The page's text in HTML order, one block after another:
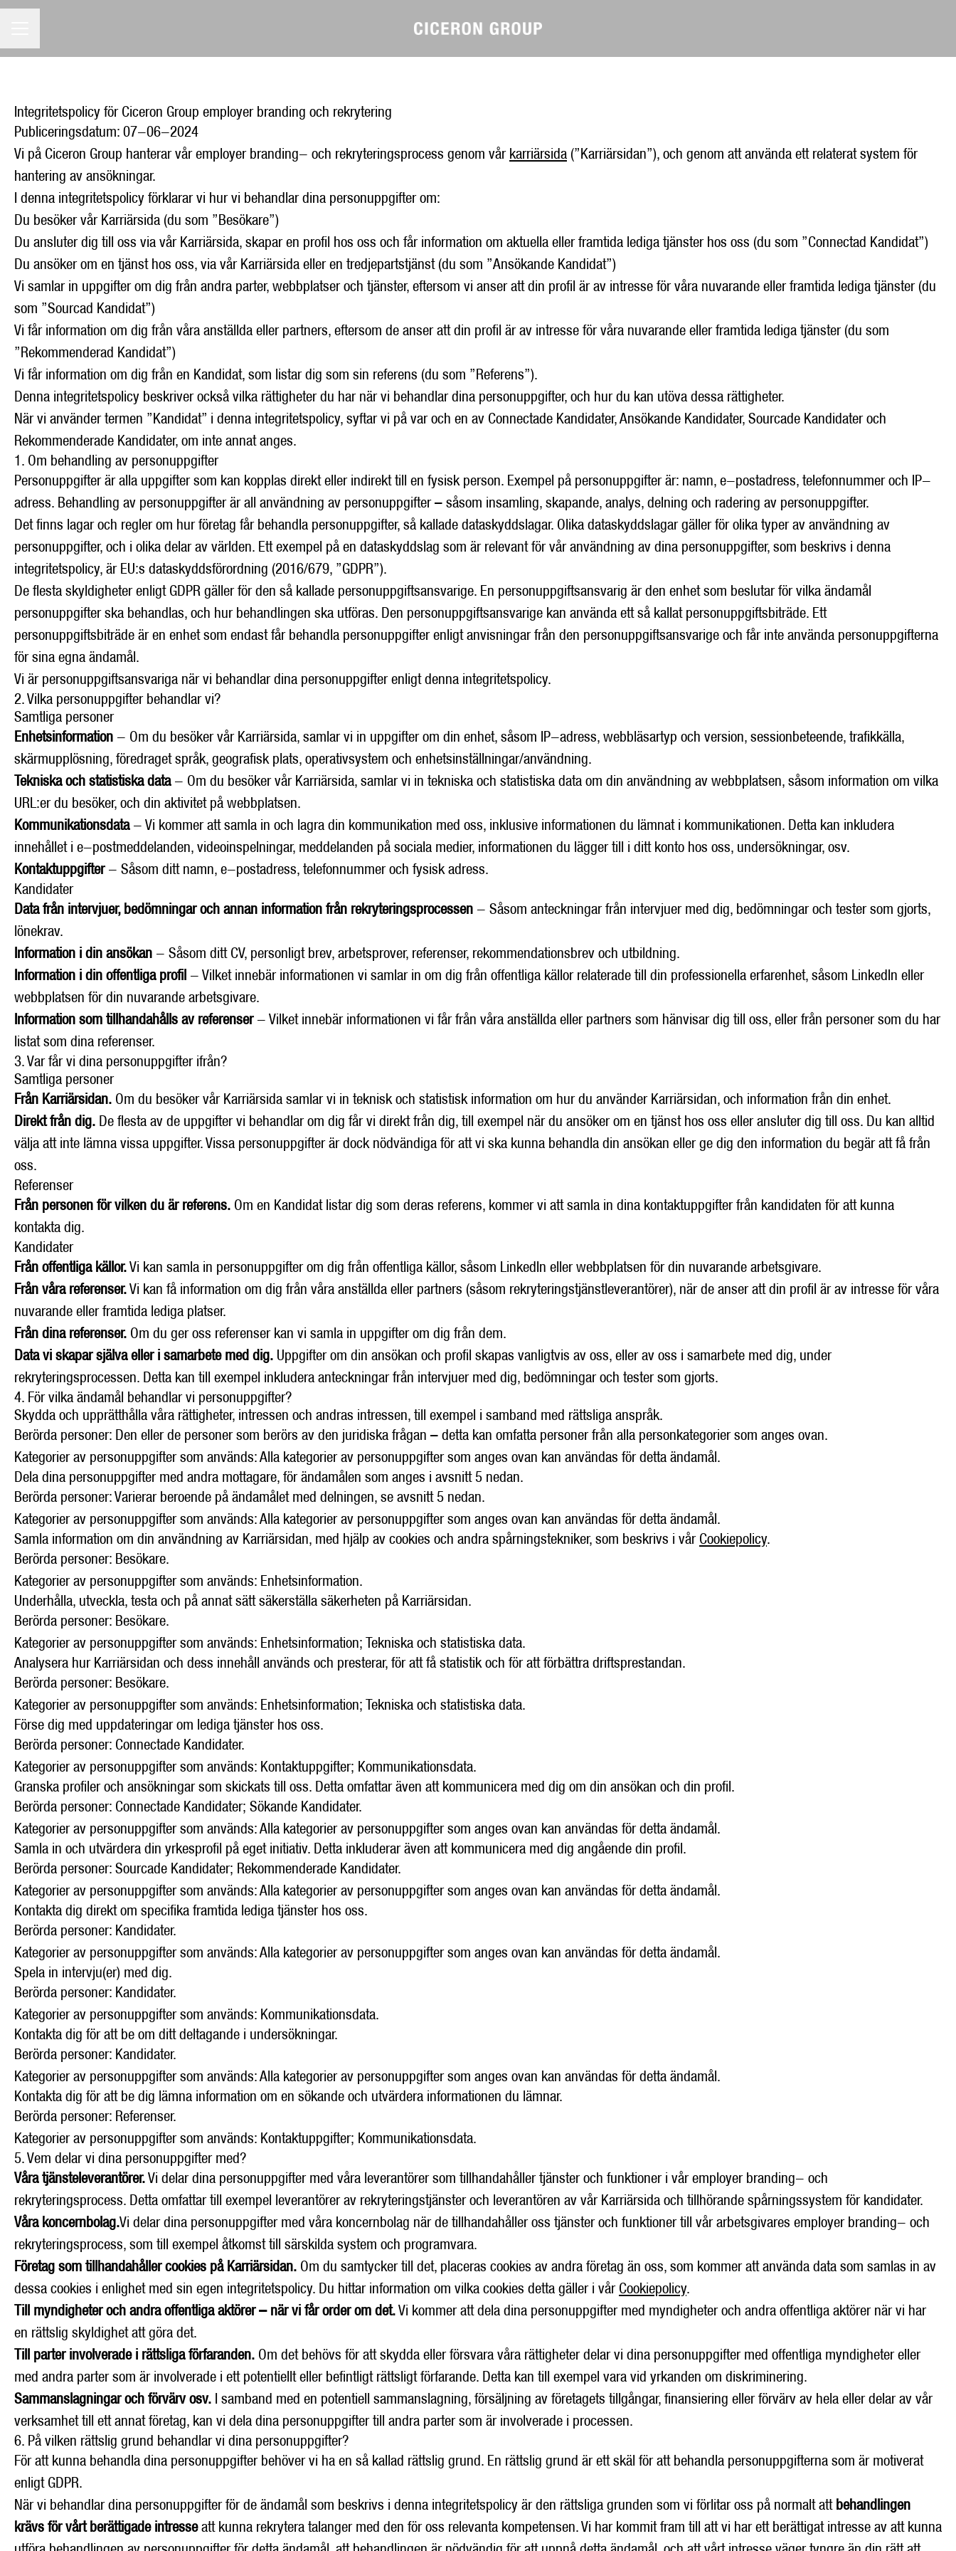
Integritetspolicy för Ciceron Group employer branding och rekrytering
Publiceringsdatum: 07-06-2024
Vi på Ciceron Group hanterar vår employer branding- och rekryteringsprocess genom vår karriärsida (”Karriärsidan”), och genom att använda ett relaterat system för
hantering av ansökningar.
I denna integritetspolicy förklarar vi hur vi behandlar dina personuppgifter om:
Du besöker vår Karriärsida (du som ”Besökare”)
Du ansluter dig till oss via vår Karriärsida, skapar en profil hos oss och får information om aktuella eller framtida lediga tjänster hos oss (du som ”Connectad Kandidat”)
Du ansöker om en tjänst hos oss, via vår Karriärsida eller en tredjepartstjänst (du som ”Ansökande Kandidat”)
Vi samlar in uppgifter om dig från andra parter, webbplatser och tjänster, eftersom vi anser att din profil är av intresse för våra nuvarande eller framtida lediga tjänster (du
som ”Sourcad Kandidat”)
Vi får information om dig från våra anställda eller partners, eftersom de anser att din profil är av intresse för våra nuvarande eller framtida lediga tjänster (du som
”Rekommenderad Kandidat”)
Vi får information om dig från en Kandidat, som listar dig som sin referens (du som ”Referens”).
Denna integritetspolicy beskriver också vilka rättigheter du har när vi behandlar dina personuppgifter, och hur du kan utöva dessa rättigheter.
När vi använder termen ”Kandidat” i denna integritetspolicy, syftar vi på var och en av Connectade Kandidater, Ansökande Kandidater, Sourcade Kandidater och
Rekommenderade Kandidater, om inte annat anges.
1. Om behandling av personuppgifter
Personuppgifter är alla uppgifter som kan kopplas direkt eller indirekt till en fysisk person. Exempel på personuppgifter är: namn, e-postadress, telefonnummer och IP-
adress. Behandling av personuppgifter är all användning av personuppgifter – såsom insamling, skapande, analys, delning och radering av personuppgifter.
Det finns lagar och regler om hur företag får behandla personuppgifter, så kallade dataskyddslagar. Olika dataskyddslagar gäller för olika typer av användning av
personuppgifter, och i olika delar av världen. Ett exempel på en dataskyddslag som är relevant för vår användning av dina personuppgifter, som beskrivs i denna
integritetspolicy, är EU:s dataskyddsförordning (2016/679, ”GDPR”).
De flesta skyldigheter enligt GDPR gäller för den så kallade personuppgiftsansvarige. En personuppgiftsansvarig är den enhet som beslutar för vilka ändamål
personuppgifter ska behandlas, och hur behandlingen ska utföras. Den personuppgiftsansvarige kan använda ett så kallat personuppgiftsbiträde. Ett
personuppgiftsbiträde är en enhet som endast får behandla personuppgifter enligt anvisningar från den personuppgiftsansvarige och får inte använda personuppgifterna
för sina egna ändamål.
Vi är personuppgiftsansvariga när vi behandlar dina personuppgifter enligt denna integritetspolicy.
2. Vilka personuppgifter behandlar vi?
Samtliga personer
Enhetsinformation - Om du besöker vår Karriärsida, samlar vi in uppgifter om din enhet, såsom IP-adress, webbläsartyp och version, sessionbeteende, trafikkälla,
skärmupplösning, föredraget språk, geografisk plats, operativsystem och enhetsinställningar/användning.
Tekniska och statistiska data- Om du besöker vår Karriärsida, samlar vi in tekniska och statistiska data om din användning av webbplatsen, såsom information om vilka
URL:er du besöker, och din aktivitet på webbplatsen.
Kommunikationsdata- Vi kommer att samla in och lagra din kommunikation med oss, inklusive informationen du lämnat i kommunikationen. Detta kan inkludera
innehållet i e-postmeddelanden, videoinspelningar, meddelanden på sociala medier, informationen du lägger till i ditt konto hos oss, undersökningar, osv.
Kontaktuppgifter- Såsom ditt namn, e-postadress, telefonnummer och fysisk adress.
Kandidater
Data från intervjuer, bedömningar och annan information från rekryteringsprocessen - Såsom anteckningar från intervjuer med dig, bedömningar och tester som gjorts,
lönekrav.
Information i din ansökan - Såsom ditt CV, personligt brev, arbetsprover, referenser, rekommendationsbrev och utbildning.
Information i din offentliga profil - Vilket innebär informationen vi samlar in om dig från offentliga källor relaterade till din professionella erfarenhet, såsom LinkedIn eller
webbplatsen för din nuvarande arbetsgivare.
Information som tillhandahålls av referenser- Vilket innebär informationen vi får från våra anställda eller partners som hänvisar dig till oss, eller från personer som du har
listat som dina referenser.
3. Var får vi dina personuppgifter ifrån?
Samtliga personer
Från Karriärsidan. Om du besöker vår Karriärsida samlar vi in teknisk och statistisk information om hur du använder Karriärsidan, och information från din enhet.
Direkt från dig. De flesta av de uppgifter vi behandlar om dig får vi direkt från dig, till exempel när du ansöker om en tjänst hos oss eller ansluter dig till oss. Du kan alltid
välja att inte lämna vissa uppgifter. Vissa personuppgifter är dock nödvändiga för att vi ska kunna behandla din ansökan eller ge dig den information du begär att få från
oss.
Referenser
Från personen för vilken du är referens. Om en Kandidat listar dig som deras referens, kommer vi att samla in dina kontaktuppgifter från kandidaten för att kunna
kontakta dig.
Kandidater
Från offentliga källor.Vi kan samla in personuppgifter om dig från offentliga källor, såsom LinkedIn eller webbplatsen för din nuvarande arbetsgivare.
Från våra referenser.Vi kan få information om dig från våra anställda eller partners (såsom rekryteringstjänstleverantörer), när de anser att din profil är av intresse för våra
nuvarande eller framtida lediga platser.
Från dina referenser. Om du ger oss referenser kan vi samla in uppgifter om dig från dem.
Data vi skapar själva eller i samarbete med dig. Uppgifter om din ansökan och profil skapas vanligtvis av oss, eller av oss i samarbete med dig, under
rekryteringsprocessen. Detta kan till exempel inkludera anteckningar från intervjuer med dig, bedömningar och tester som gjorts.
4. För vilka ändamål behandlar vi personuppgifter?
Skydda och upprätthålla våra rättigheter, intressen och andras intressen, till exempel i samband med rättsliga anspråk.
Berörda personer: Den eller de personer som berörs av den juridiska frågan – detta kan omfatta personer från alla personkategorier som anges ovan.
Kategorier av personuppgifter som används: Alla kategorier av personuppgifter som anges ovan kan användas för detta ändamål.
Dela dina personuppgifter med andra mottagare, för ändamålen som anges i avsnitt 5 nedan.
Berörda personer: Varierar beroende på ändamålet med delningen, se avsnitt 5 nedan.
Kategorier av personuppgifter som används: Alla kategorier av personuppgifter som anges ovan kan användas för detta ändamål.
Samla information om din användning av Karriärsidan, med hjälp av cookies och andra spårningstekniker, som beskrivs i vår Cookiepolicy.
Berörda personer: Besökare.
Kategorier av personuppgifter som används: Enhetsinformation.
Underhålla, utveckla, testa och på annat sätt säkerställa säkerheten på Karriärsidan.
Berörda personer: Besökare.
Kategorier av personuppgifter som används: Enhetsinformation; Tekniska och statistiska data.
Analysera hur Karriärsidan och dess innehåll används och presterar, för att få statistik och för att förbättra driftsprestandan.
Berörda personer: Besökare.
Kategorier av personuppgifter som används: Enhetsinformation; Tekniska och statistiska data.
Förse dig med uppdateringar om lediga tjänster hos oss.
Berörda personer: Connectade Kandidater.
Kategorier av personuppgifter som används: Kontaktuppgifter; Kommunikationsdata.
Granska profiler och ansökningar som skickats till oss. Detta omfattar även att kommunicera med dig om din ansökan och din profil.
Berörda personer: Connectade Kandidater; Sökande Kandidater.
Kategorier av personuppgifter som används: Alla kategorier av personuppgifter som anges ovan kan användas för detta ändamål.
Samla in och utvärdera din yrkesprofil på eget initiativ. Detta inkluderar även att kommunicera med dig angående din profil.
Berörda personer: Sourcade Kandidater; Rekommenderade Kandidater.
Kategorier av personuppgifter som används: Alla kategorier av personuppgifter som anges ovan kan användas för detta ändamål.
Kontakta dig direkt om specifika framtida lediga tjänster hos oss.
Berörda personer: Kandidater.
Kategorier av personuppgifter som används: Alla kategorier av personuppgifter som anges ovan kan användas för detta ändamål.
Spela in intervju(er) med dig.
Berörda personer: Kandidater.
Kategorier av personuppgifter som används: Kommunikationsdata.
Kontakta dig för att be om ditt deltagande i undersökningar.
Berörda personer: Kandidater.
Kategorier av personuppgifter som används: Alla kategorier av personuppgifter som anges ovan kan användas för detta ändamål.
Kontakta dig för att be dig lämna information om en sökande och utvärdera informationen du lämnar.
Berörda personer: Referenser.
Kategorier av personuppgifter som används: Kontaktuppgifter; Kommunikationsdata.
5. Vem delar vi dina personuppgifter med?
Våra tjänsteleverantörer.Vi delar dina personuppgifter med våra leverantörer som tillhandahåller tjänster och funktioner i vår employer branding- och
rekryteringsprocess. Detta omfattar till exempel leverantörer av rekryteringstjänster och leverantören av vår Karriärsida och tillhörande spårningssystem för kandidater.
Våra koncernbolag.Vi delar dina personuppgifter med våra koncernbolag när de tillhandahåller oss tjänster och funktioner till vår arbetsgivares employer branding- och
rekryteringsprocess, som till exempel åtkomst till särskilda system och programvara.
Företag som tillhandahåller cookies på Karriärsidan. Om du samtycker till det, placeras cookies av andra företag än oss, som kommer att använda data som samlas in av
dessa cookies i enlighet med sin egen integritetspolicy. Du hittar information om vilka cookies detta gäller i vår Cookiepolicy.
Till myndigheter och andra offentliga aktörer – när vi får order om det.Vi kommer att dela dina personuppgifter med myndigheter och andra offentliga aktörer när vi har
en rättslig skyldighet att göra det.
Till parter involverade i rättsliga förfaranden. Om det behövs för att skydda eller försvara våra rättigheter delar vi dina personuppgifter med offentliga myndigheter eller
med andra parter som är involverade i ett potentiellt eller befintligt rättsligt förfarande. Detta kan till exempel vara vid yrkanden om diskriminering.
Sammanslagningar och förvärv osv. I samband med en potentiell sammanslagning, försäljning av företagets tillgångar, finansiering eller förvärv av hela eller delar av vår
verksamhet till ett annat företag, kan vi dela dina personuppgifter till andra parter som är involverade i processen.
6. På vilken rättslig grund behandlar vi dina personuppgifter?
För att kunna behandla dina personuppgifter behöver vi ha en så kallad rättslig grund. En rättslig grund är ett skäl för att behandla personuppgifterna som är motiverat
enligt GDPR.
När vi behandlar dina personuppgifter för de ändamål som beskrivs i denna integritetspolicy är den rättsliga grunden som vi förlitar oss på normalt att behandlingen
krävs för vårt berättigade intresseatt kunna rekrytera talanger med den för oss relevanta kompetensen. Vi har kommit fram till att vi har ett berättigat intresse av att kunna